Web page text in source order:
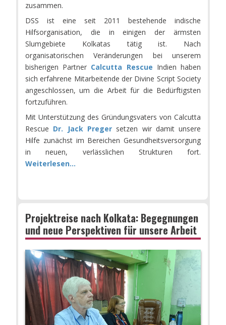
zusammen.
DSS ist eine seit 2011 bestehende indische
Hilfsorganisation, die in einigen der ärmsten
Slumgebiete Kolkatas tätig ist. Nach
organisatorischen Veränderungen bei unserem
bisherigen Partner Calcutta Rescue Indien haben
sich erfahrene Mitarbeitende der Divine Script Society
angeschlossen, um die Arbeit für die Bedürftigsten
fortzuführen.
Mit Unterstützung des Gründungsvaters von Calcutta
Rescue Dr. Jack Pregersetzen wir damit unsere
Hilfe zunächst im Bereichen Gesundheitsversorgung
in neuen, verlässlichen Strukturen fort.
Weiterlesen...
Projektreise nach Kolkata: Begegnungen
und neue Perspektiven für unsere Arbeit